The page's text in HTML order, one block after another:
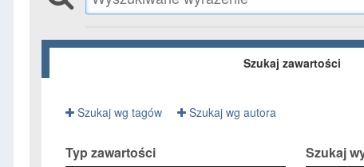
Szukaj zawartości
Szukaj wg tagów Szukaj wg autora
Typ zawartości Szukaj